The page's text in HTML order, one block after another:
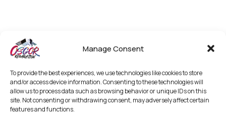
Manage Consent
To provide the best experiences, we use technologies like cookies to store
and/or access device information. Consenting to these technologies will
allow us to process data such as browsing behavior or unique IDs on this
site. Not consenting or withdrawing consent, may adversely affect certain
features and functions.